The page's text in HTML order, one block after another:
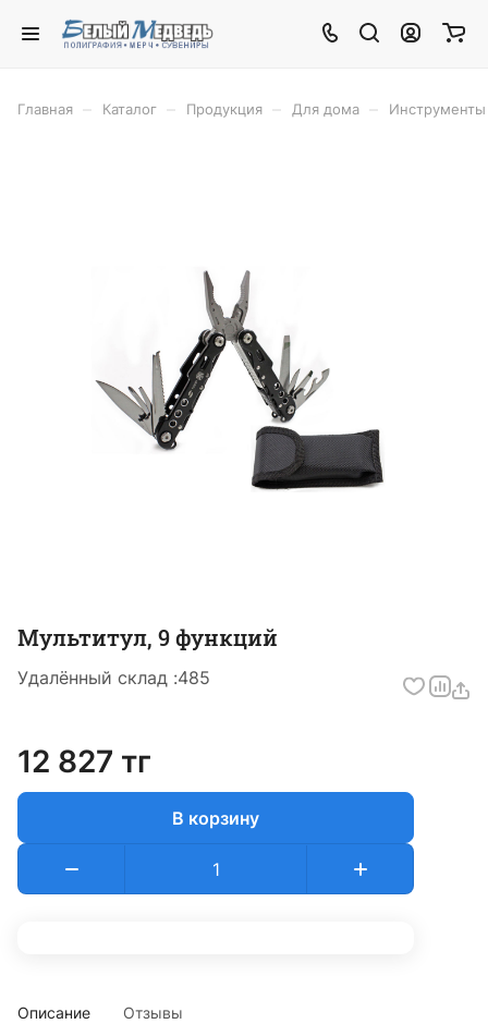
Главная Каталог Продукция Для дома Инструменты
Мультитул, 9 функций
Удалённый склад :485
12 827 тг
В корзину
Описание Отзывы